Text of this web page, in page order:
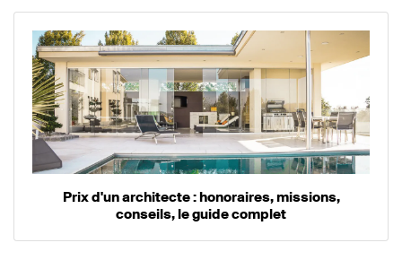
Prix d'un architecte : honoraires, missions,
conseils, le guide complet